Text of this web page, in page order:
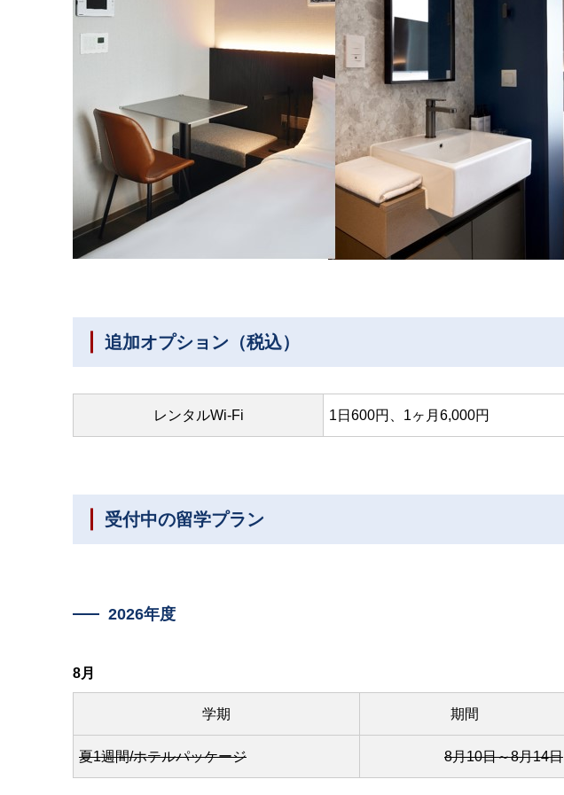
追加オプション（税込）
レンタルWi-Fi 1日600円、1ヶ月6,000円
受付中の留学プラン
2026年度
8月
学期 期間
夏1週間/ホテルパッケージ 8月10日～8月14日